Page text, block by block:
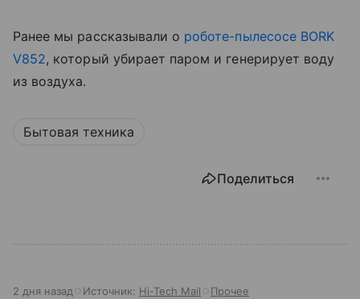
Ранее мы рассказывали о роботе-пылесосе BORK
V852, который убирает паром и генерирует воду
из воздуха.
Бытовая техника
Поделиться
2 дня назад Источник: Hi-Tech Mail Прочее